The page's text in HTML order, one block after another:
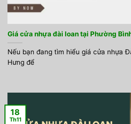
Giá cửa nhựa đài loan tại Phường
Nếu bạn đang tìm hiểu giá cửa nhựa
Hưng để
18
Th11